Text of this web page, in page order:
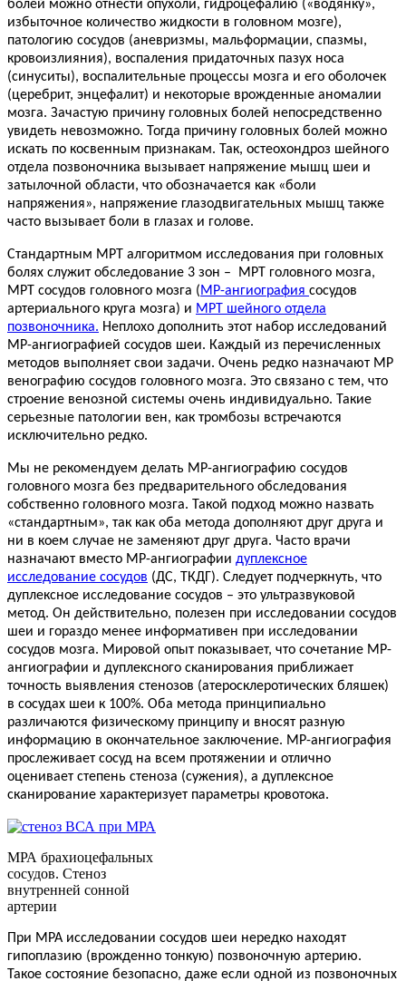
болей можно отнести опухоли, гидроцефалию («водянку»,
избыточное количество жидкости в головном мозге),
патологию сосудов (аневризмы, мальформации, спазмы,
кровоизлияния), воспаления придаточных пазух носа
(синуситы), воспалительные процессы мозга и его оболочек
(церебрит, энцефалит) и некоторые врожденные аномалии
мозга. Зачастую причину головных болей непосредственно
увидеть невозможно. Тогда причину головных болей можно
искать по косвенным признакам. Так, остеохондроз шейного
отдела позвоночника вызывает напряжение мышц шеи и
затылочной области, что обозначается как «боли
напряжения», напряжение глазодвигательных мышц также
часто вызывает боли в глазах и голове.
Стандартным МРТ алгоритмом исследования при головных
болях служит обследование 3 зон – МРТ головного мозга,
МРТ сосудов головного мозга (МР-ангиография сосудов
артериального круга мозга) и МРТ шейного отдела
позвоночника. Неплохо дополнить этот набор исследований
МР-ангиографией сосудов шеи. Каждый из перечисленных
методов выполняет свои задачи. Очень редко назначают МР
венографию сосудов головного мозга. Это связано с тем, что
строение венозной системы очень индивидуально. Такие
серьезные патологии вен, как тромбозы встречаются
исключительно редко.
Мы не рекомендуем делать МР-ангиографию сосудов
головного мозга без предварительного обследования
собственно головного мозга. Такой подход можно назвать
«стандартным», так как оба метода дополняют друг друга и
ни в коем случае не заменяют друг друга. Часто врачи
назначают вместо МР-ангиографии дуплексное
исследование сосудов (ДС, ТКДГ). Следует подчеркнуть, что
дуплексное исследование сосудов – это ультразвуковой
метод. Он действительно, полезен при исследовании сосудов
шеи и гораздо менее информативен при исследовании
сосудов мозга. Мировой опыт показывает, что сочетание МР-
ангиографии и дуплексного сканирования приближает
точность выявления стенозов (атеросклеротических бляшек)
в сосудах шеи к 100%. Оба метода принципиально
различаются физическому принципу и вносят разную
информацию в окончательное заключение. МР-ангиография
прослеживает сосуд на всем протяжении и отлично
оценивает степень стеноза (сужения), а дуплексное
сканирование характеризует параметры кровотока.
МРА брахиоцефальных
сосудов. Стеноз
внутренней сонной
артерии
При МРА исследовании сосудов шеи нередко находят
гипоплазию (врожденно тонкую) позвоночную артерию.
Такое состояние безопасно, даже если одной из позвоночных